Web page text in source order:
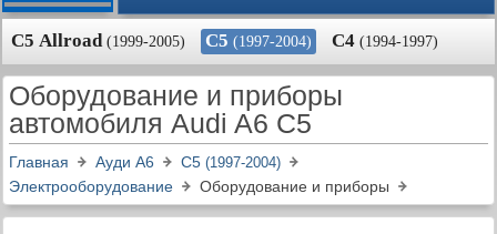
С5 Allroad (1999-2005) С5 (1997-2004) С4 (1994-1997)
Оборудование и приборы
автомобиля Audi A6 C5
Главная Ауди A6 С5 (1997-2004)
Электрооборудование Оборудование и приборы